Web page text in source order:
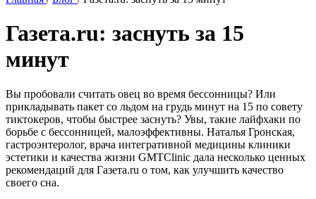
Газета.ru: заснуть за 15
минут
Вы пробовали считать овец во время бессонницы? Или
прикладывать пакет со льдом на грудь минут на 15 по совету
тиктокеров, чтобы быстрее заснуть? Увы, такие лайфхаки по
борьбе с бессонницей, малоэффективны. Наталья Гронская,
гастроэнтеролог, врача интегративной медицины клиники
эстетики и качества жизни GMTClinic дала несколько ценных
рекомендаций для Газета.ru о том, как улучшить качество
своего сна.